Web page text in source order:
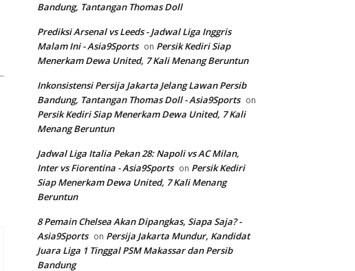
Bandung, Tantangan Thomas Doll
Prediksi Arsenal vs Leeds - Jadwal Liga Inggris
Malam Ini - Asia9Sports on Persik Kediri Siap
Menerkam Dewa United, 7 Kali Menang Beruntun
Inkonsistensi Persija Jakarta Jelang Lawan Persib
Bandung, Tantangan Thomas Doll - Asia9Sports on
Persik Kediri Siap Menerkam Dewa United, 7 Kali
Menang Beruntun
Jadwal Liga Italia Pekan 28: Napoli vs AC Milan,
Inter vs Fiorentina - Asia9Sports on Persik Kediri
Siap Menerkam Dewa United, 7 Kali Menang
Beruntun
8 Pemain Chelsea Akan Dipangkas, Siapa Saja? -
Asia9Sports on Persija Jakarta Mundur, Kandidat
Juara Liga 1 Tinggal PSM Makassar dan Persib
Bandung